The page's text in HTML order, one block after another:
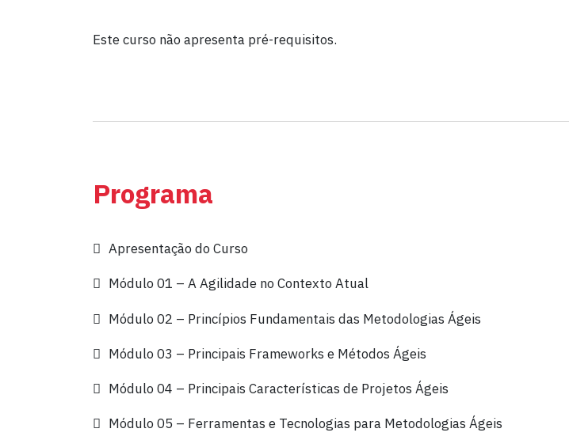
Este curso não apresenta pré-requisitos.
Programa
Apresentação do Curso
Módulo 01 – A Agilidade no Contexto Atual
Módulo 02 – Princípios Fundamentais das Metodologias Ágeis
Módulo 03 – Principais Frameworks e Métodos Ágeis
Módulo 04 – Principais Características de Projetos Ágeis
Módulo 05 – Ferramentas e Tecnologias para Metodologias Ágeis